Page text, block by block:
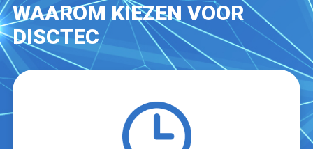
WAAROM KIEZEN VOOR
DISCTEC